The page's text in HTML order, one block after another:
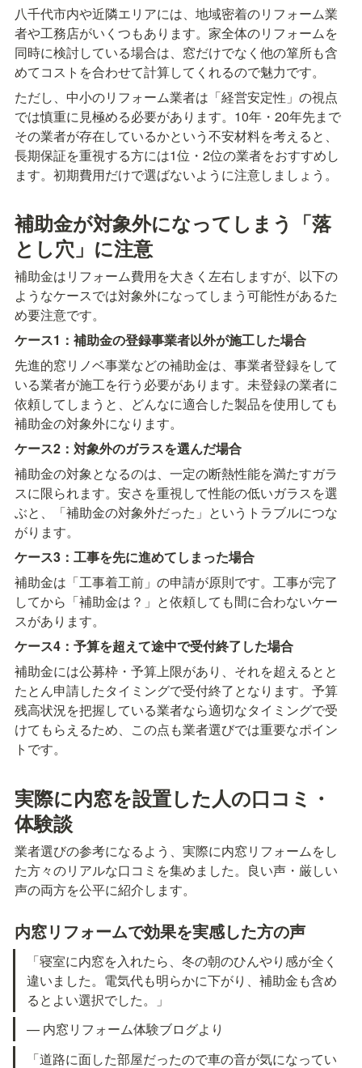
八千代市内や近隣エリアには、地域密着のリフォーム業
者や工務店がいくつもあります。家全体のリフォームを
同時に検討している場合は、窓だけでなく他の箪所も含
めてコストを合わせて計算してくれるので魅力です。
ただし、中小のリフォーム業者は「経営安定性」の視点
では慎重に見極める必要があります。10年・20年先まで
その業者が存在しているかという不安材料を考えると、
長期保証を重視する方には1位・2位の業者をおすすめし
ます。初期費用だけで選ばないように注意しましょう。
補助金が対象外になってしまう「落
とし穴」に注意
補助金はリフォーム費用を大きく左右しますが、以下の
ようなケースでは対象外になってしまう可能性があるた
め要注意です。
ケース1：補助金の登録事業者以外が施工した場合
先進的窓リノベ事業などの補助金は、事業者登録をして
いる業者が施工を行う必要があります。未登録の業者に
依頼してしまうと、どんなに適合した製品を使用しても
補助金の対象外になります。
ケース2：対象外のガラスを選んだ場合
補助金の対象となるのは、一定の断熱性能を満たすガラ
スに限られます。安さを重視して性能の低いガラスを選
ぶと、「補助金の対象外だった」というトラブルにつな
がります。
ケース3：工事を先に進めてしまった場合
補助金は「工事着工前」の申請が原則です。工事が完了
してから「補助金は？」と依頼しても間に合わないケー
スがあります。
ケース4：予算を超えて途中で受付終了した場合
補助金には公募枠・予算上限があり、それを超えるとと
たとん申請したタイミングで受付終了となります。予算
残高状況を把握している業者なら適切なタイミングで受
けてもらえるため、この点も業者選びでは重要なポイン
トです。
実際に内窓を設置した人の口コミ・
体験談
業者選びの参考になるよう、実際に内窓リフォームをし
た方々のリアルな口コミを集めました。良い声・厳しい
声の両方を公平に紹介します。
内窓リフォームで効果を実感した方の声
「寝室に内窓を入れたら、冬の朝のひんやり感が全く
違いました。電気代も明らかに下がり、補助金も含め
るとよい選択でした。」
— 内窓リフォーム体験ブログより
「道路に面した部屋だったので車の音が気になってい